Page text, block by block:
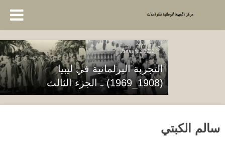
January 2, 2022
التجربة البرلمانية في ليبيا
(1908_1969) ـ الجزء الثالث
سالم الكبتي